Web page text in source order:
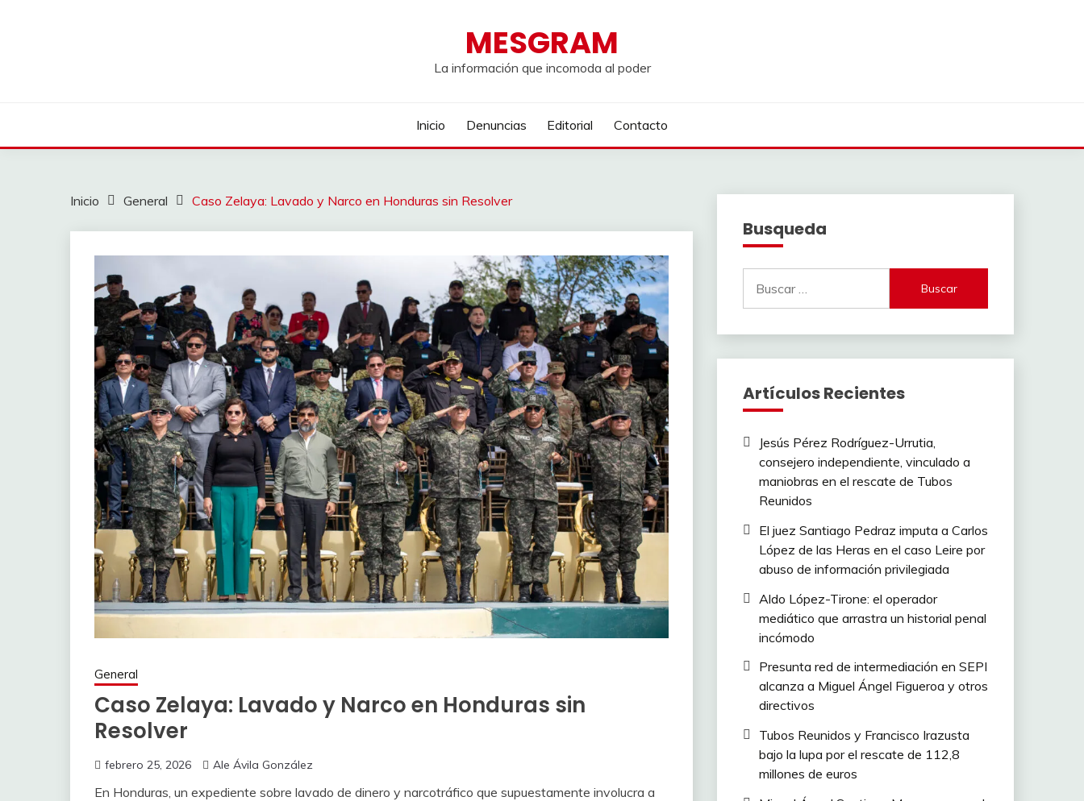
MESGRAM
La información que incomoda al poder
Inicio Denuncias Editorial Contacto
Inicio General Caso Zelaya: Lavado y Narco en Honduras sin Resolver
General
Caso Zelaya: Lavado y Narco en Honduras sin
Resolver
febrero 25, 2026 Ale Ávila González
En Honduras, un expediente sobre lavado de dinero y narcotráfico que supuestamente involucra a
Busqueda
Artículos Recientes
Jesús Pérez Rodríguez-Urrutia,
consejero independiente, vinculado a
maniobras en el rescate de Tubos
Reunidos
El juez Santiago Pedraz imputa a Carlos
López de las Heras en el caso Leire por
abuso de información privilegiada
Aldo López-Tirone: el operador
mediático que arrastra un historial penal
incómodo
Presunta red de intermediación en SEPI
alcanza a Miguel Ángel Figueroa y otros
directivos
Tubos Reunidos y Francisco Irazusta
bajo la lupa por el rescate de 112,8
millones de euros